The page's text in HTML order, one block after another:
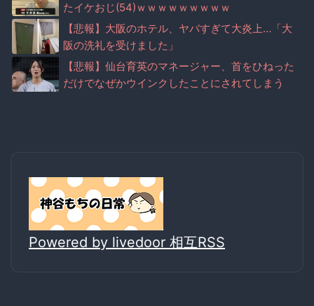
たイケおじ(54)ｗｗｗｗｗｗｗｗｗ
【悲報】大阪のホテル、ヤバすぎて大炎上…「大
阪の洗礼を受けました」
【悲報】仙台育英のマネージャー、首をひねった
だけでなぜかウインクしたことにされてしまう
Powered by livedoor 相互RSS